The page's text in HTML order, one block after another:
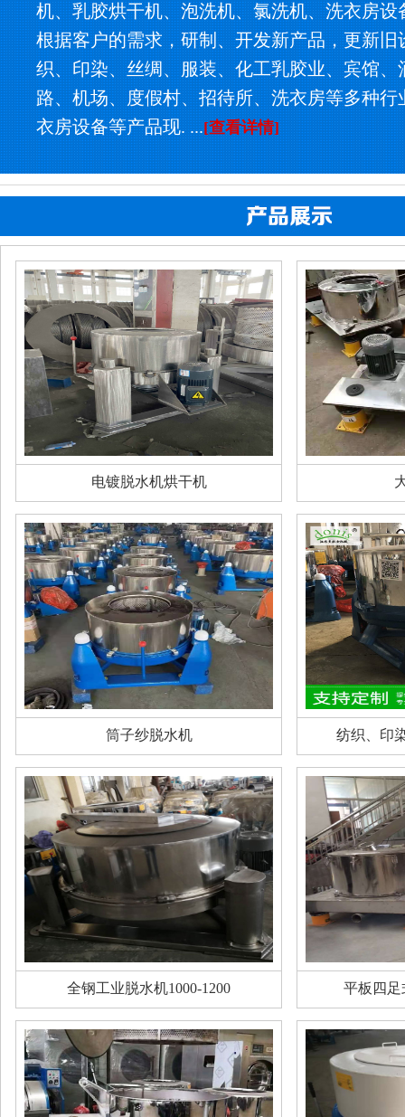
机、乳胶烘干机、泡洗机、氯洗机、洗衣房设
根据客户的需求，研制、开发新产品，更新旧
织、印染、丝绸、服装、化工乳胶业、宾馆、
路、机场、度假村、招待所、洗衣房等多种行
衣房设备等产品现. ...[查看详情]
电镀脱水机烘干机
筒子纱脱水机 纺织、印
全钢工业脱水机1000-1200 平板四足